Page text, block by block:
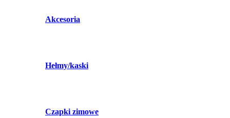
Akcesoria
Hełmy/kaski
Czapki zimowe